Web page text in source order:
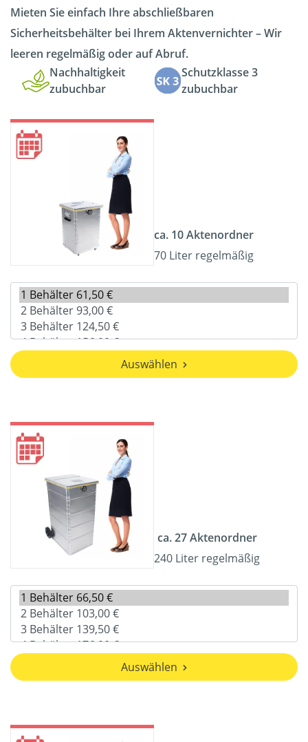
Mieten Sie einfach Ihre abschließbaren
Sicherheitsbehälter bei Ihrem Aktenvernichter – Wir
leeren regelmäßig oder auf Abruf.
Nachhaltigkeit
zubuchbar
Schutzklasse 3
zubuchbar
ca. 10 Aktenordner
70 Liter regelmäßig
Auswählen
ca. 27 Aktenordner
240 Liter regelmäßig
Auswählen